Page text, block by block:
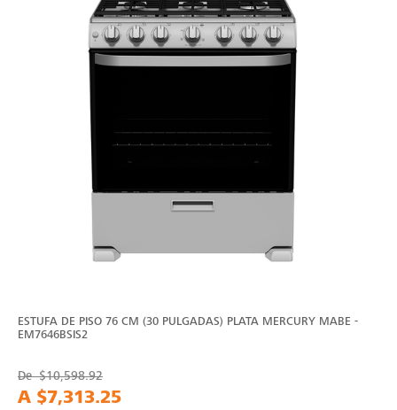
ESTUFA DE PISO 76 CM (30 PULGADAS) PLATA MERCURY MABE -
EM7646BSIS2
De$10,598.92
A $7,313.25